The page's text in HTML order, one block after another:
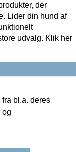
der
Lider din hund af
udvalg. Klik her
bl.a. deres
og